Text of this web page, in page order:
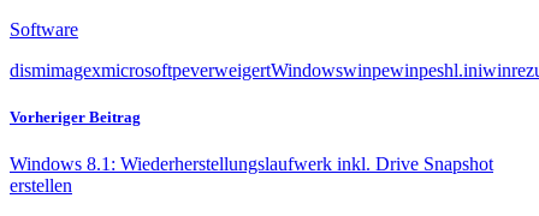
Software
dismimagexmicrosoftpeverweigertWindowswinpewinpeshl.iniwinre
Vorheriger Beitrag
Windows 8.1: Wiederherstellungslaufwerk inkl. Drive Snapshot
erstellen